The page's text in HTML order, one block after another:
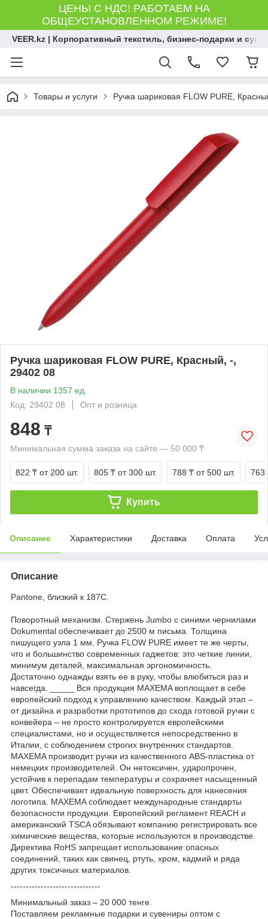
ЦЕНЫ С НДС! РАБОТАЕМ НА
ОБЩЕУСТАНОВЛЕННОМ РЕЖИМЕ!
VEER.kz | Корпоративный текстиль, бизнес-подарки и
Товары и услуги Ручка шариковая FLOW PURE,
Ручка шариковая FLOW PURE, Красный, -,
29402 08
В наличии 1357 ед.
Код: 29402 08
Опт и розница
848 ₸
Минимальная сумма заказа на сайте — 50 000 ₸
822 ₸ от 200 шт. 805 ₸ от 300 шт. 788 ₸ от 500 шт. 763
Купить
Описание Характеристики Доставка Оплата
Описание
Pantone, близкий к 187С.
Поворотный механизм. Стержень Jumbo с синими чернилами
Dokumental обеспечивает до 2500 м письма. Толщина
пишущего узла 1 мм. Ручка FLOW PURE имеет те же черты,
что и большинство современных гаджетов: это четкие линии,
минимум деталей, максимальная эргономичность.
Достаточно однажды взять ее в руку, чтобы влюбиться раз и
навсегда. _____ Вся продукция MAXEMA воплощает в себе
европейский подход к управлению качеством. Каждый этап –
от дизайна и разработки прототипов до схода готовой ручки с
конвейера – не просто контролируется европейскими
специалистами, но и осуществляется непосредственно в
Италии, с соблюдением строгих внутренних стандартов.
MAXEMA производит ручки из качественного ABS-пластика от
немецких производителей. Он нетоксичен, ударопрочен,
устойчив к перепадам температуры и сохраняет насыщенный
цвет. Обеспечивает идеальную поверхность для нанесения
логотипа. MAXEMA соблюдает международные стандарты
безопасности продукции. Европейский регламент REACH и
американский TSCA обязывают компанию регистрировать все
химические вещества, которые используются в производстве.
Директива RoHS запрещает использование опасных
соединений, таких как свинец, ртуть, хром, кадмий и ряда
других токсичных материалов.
------------------------------
Минимальный заказ – 20 000 тенге.
Поставляем рекламные подарки и сувениры оптом с